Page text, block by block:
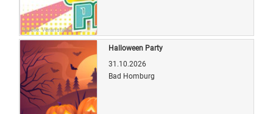
Quelle: Veranstalter
Halloween Party
31.10.2026
Bad Homburg